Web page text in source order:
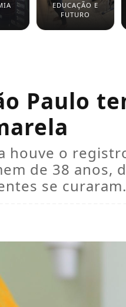
EDUCAÇÃO E
FUTURO
Paulo
houve o
de 38 anos,
se curaram.